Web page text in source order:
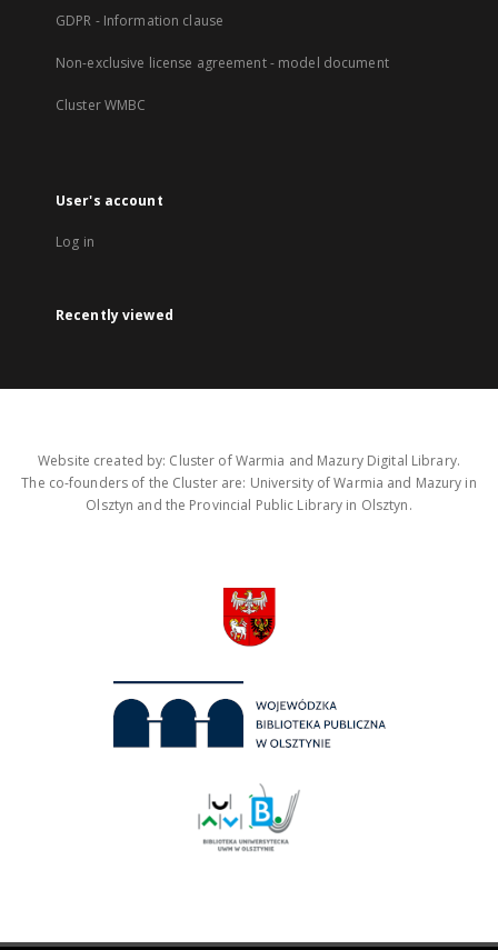
GDPR - Information clause
Non-exclusive license agreement - model document
Cluster WMBC
User's account
Log in
Recently viewed
Website created by: Cluster of Warmia and Mazury Digital Library.
The co-founders of the Cluster are: University of Warmia and Mazury in
Olsztyn and the Provincial Public Library in Olsztyn.